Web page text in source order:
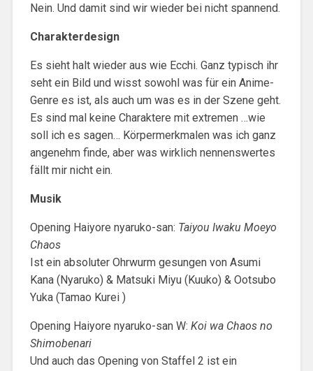
Nein. Und damit sind wir wieder bei nicht spannend.
Charakterdesign
Es sieht halt wieder aus wie Ecchi. Ganz typisch ihr
seht ein Bild und wisst sowohl was für ein Anime-
Genre es ist, als auch um was es in der Szene geht.
Es sind mal keine Charaktere mit extremen …wie
soll ich es sagen… Körpermerkmalen was ich ganz
angenehm finde, aber was wirklich nennenswertes
fällt mir nicht ein.
Musik
Opening Haiyore nyaruko-san: Taiyou Iwaku Moeyo
Chaos
Ist ein absoluter Ohrwurm gesungen von Asumi
Kana (Nyaruko) & Matsuki Miyu (Kuuko) & Ootsubo
Yuka (Tamao Kurei )
Opening Haiyore nyaruko-san W: Koi wa Chaos no
Shimobenari
Und auch das Opening von Staffel 2 ist ein